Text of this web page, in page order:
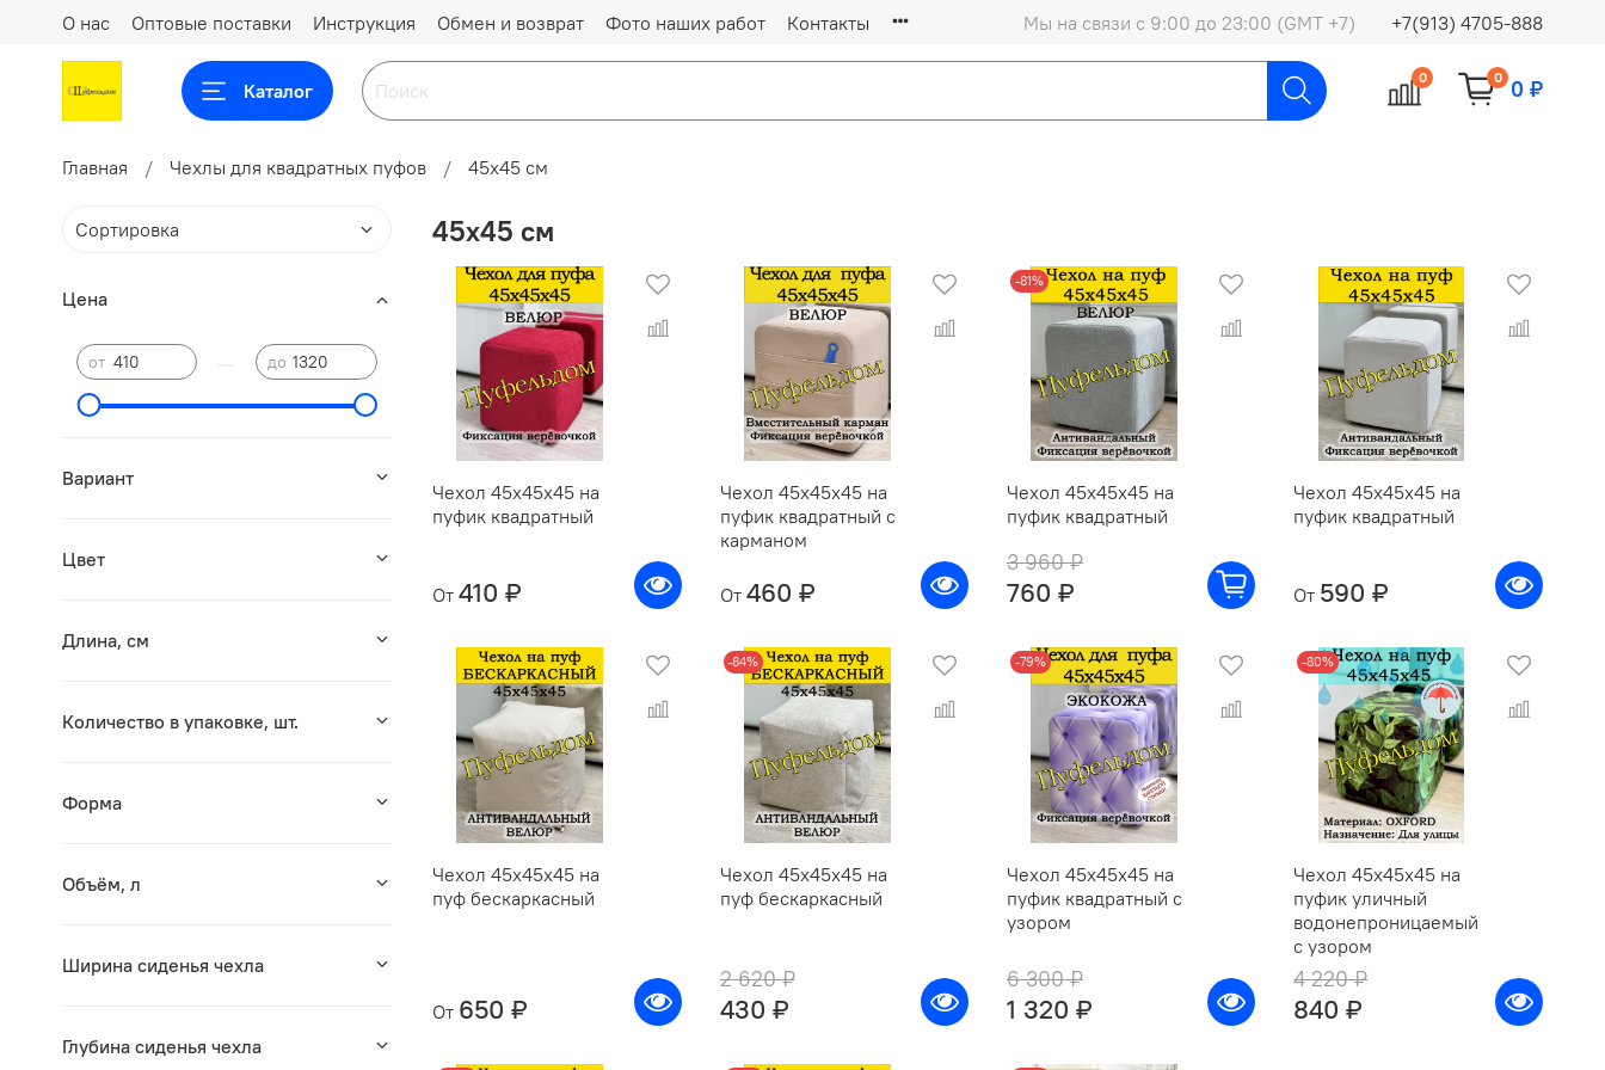
О нас Оптовые поставки Инструкция Обмен и возврат Фото наших работ Контакты Мы на связи с 9:00 до 23:00 (GMT +7) +7(913) 4705-888
Каталог
0 0 0 ₽
Главная Чехлы для квадратных пуфов 45х45 см
45х45 см
Чехол 45х45х45 на
пуфик квадратный
От 410 ₽
Чехол 45х45х45 на
пуфик квадратный с
карманом
От 460 ₽
-81%
Чехол 45х45х45 на
пуфик квадратный
3 960 ₽
760 ₽
Чехол 45х45х45 на
пуфик квадратный
От 590 ₽
Чехол 45х45х45 на
пуф бескаркасный
От 650 ₽
-84%
Чехол 45х45х45 на
пуф бескаркасный
2 620 ₽
430 ₽
-79%
Чехол 45х45х45 на
пуфик квадратный с
узором
6 300 ₽
1 320 ₽
-80%
Чехол 45х45х45 на
пуфик уличный
водонепроницаемый
с узором
4 220 ₽
840 ₽
Цена
от до
Вариант
Цвет
Длина, см
Количество в упаковке, шт.
Форма
Объём, л
Ширина сиденья чехла
Глубина сиденья чехла